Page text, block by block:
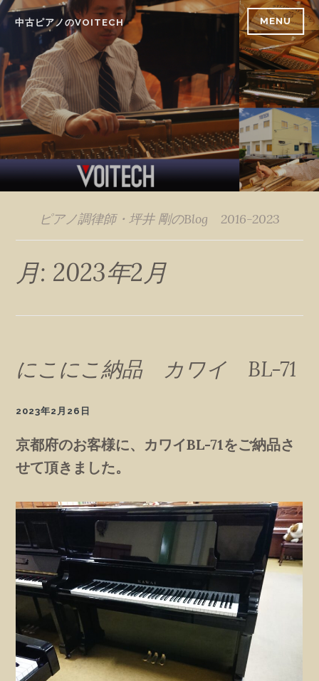
Skip
to
content
中古ピアノのVOITECH MENU
ピアノ調律師・坪井 剛のBlog 2016-2023
月: 2023年2月
にこにこ納品 カワイ BL-71
2023年2月26日
京都府のお客様に、カワイBL-71をご納品さ
せて頂きました。